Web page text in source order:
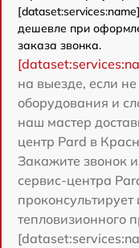
дешевле при
заказа звонка.
на выезде, если не
оборудования и
наш мастер
центр Pard в
Закажите звонок
сервис-центра
тепловизионного